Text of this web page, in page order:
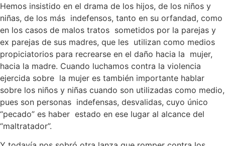
Hemos insistido en el drama de los hijos, de los niños y
niñas, de los más indefensos, tanto en su orfandad, como
en los casos de malos tratos sometidos por la parejas y
ex parejas de sus madres, que les utilizan como medios
propiciatorios para recrearse en el daño hacia la mujer,
hacia la madre. Cuando luchamos contra la violencia
ejercida sobre la mujer es también importante hablar
sobre los niños y niñas cuando son utilizadas como medio,
pues son personas indefensas, desvalidas, cuyo único
“pecado” es haber estado en ese lugar al alcance del
“maltratador”.